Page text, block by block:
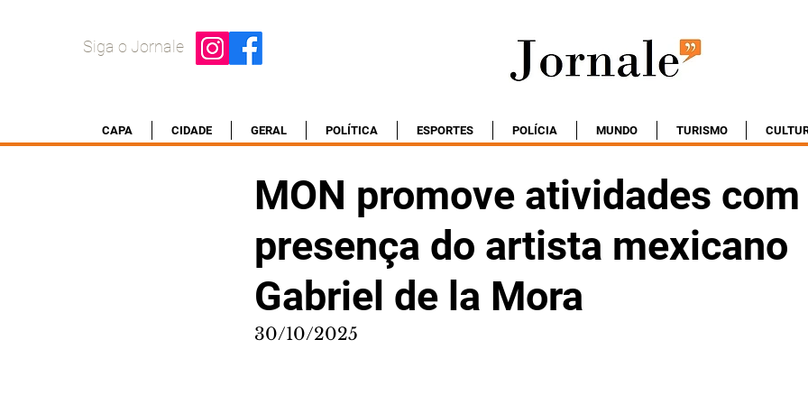
Siga o Jornale
CAPA CIDADE GERAL POLÍTICA ESPORTES POLÍCIA MUNDO TURISMO
MON promove atividades com
presença do artista mexicano
Gabriel de la Mora
30/10/2025